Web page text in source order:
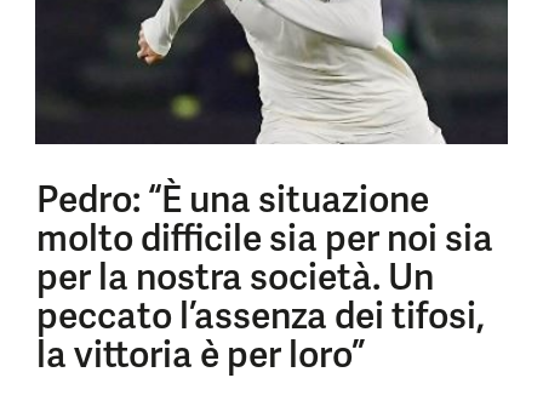
Pedro: “È una situazione
molto difficile sia per noi sia
per la nostra società. Un
peccato l’assenza dei tifosi,
la vittoria è per loro”